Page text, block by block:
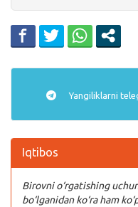
Yangiliklarni
Iqtibos
Birovni o‘rgatishing
bo‘lganidan ko‘ra ham